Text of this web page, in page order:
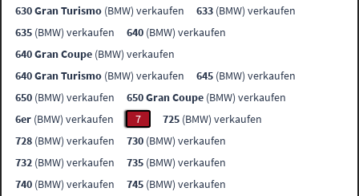
630 Gran Turismo (BMW) verkaufen 633 (BMW) verkaufen
635 (BMW) verkaufen 640 (BMW) verkaufen
640 Gran Coupe (BMW) verkaufen
640 Gran Turismo (BMW) verkaufen 645 (BMW) verkaufen
650 (BMW) verkaufen 650 Gran Coupe (BMW) verkaufen
6er (BMW) verkaufen 7 725 (BMW) verkaufen
728 (BMW) verkaufen 730 (BMW) verkaufen
732 (BMW) verkaufen 735 (BMW) verkaufen
740 (BMW) verkaufen 745 (BMW) verkaufen